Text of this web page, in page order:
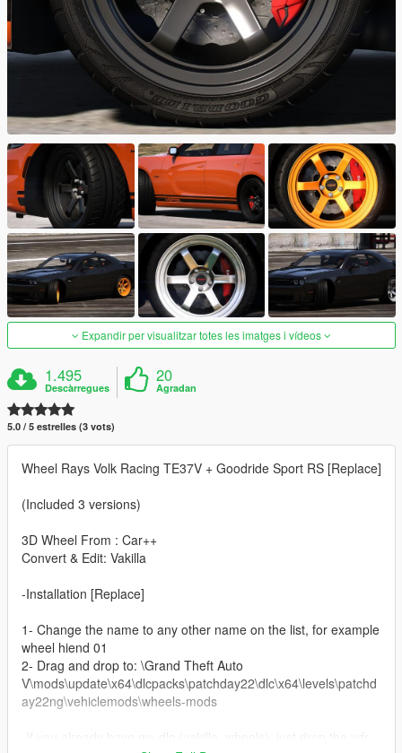
Expandir per visualitzar totes les imatges i vídeos
1.495
Descàrregues
20
Agradan
5.0 / 5 estrelles (3 vots)
Wheel Rays Volk Racing TE37V + Goodride Sport RS [Replace]
(Included 3 versions)
3D Wheel From : Car++
Convert & Edit: Vakilla
-Installation [Replace]
1- Change the name to any other name on the list, for example
wheel hiend 01
2- Drag and drop to: \Grand Theft Auto
V\mods\update\x64\dlcpacks\patchday22\dlc\x64\levels\patchd
ay22ng\vehiclemods\wheels-mods